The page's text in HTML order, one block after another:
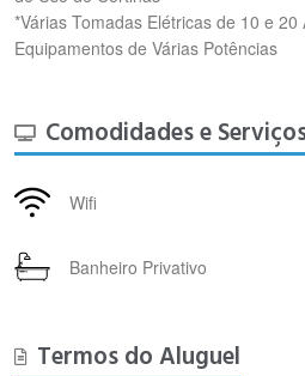
*Várias Tomadas Elétricas de 10 e
Equipamentos de Várias Potências
Comodidades e
Wifi
Banheiro Privativo
Termos do Aluguel